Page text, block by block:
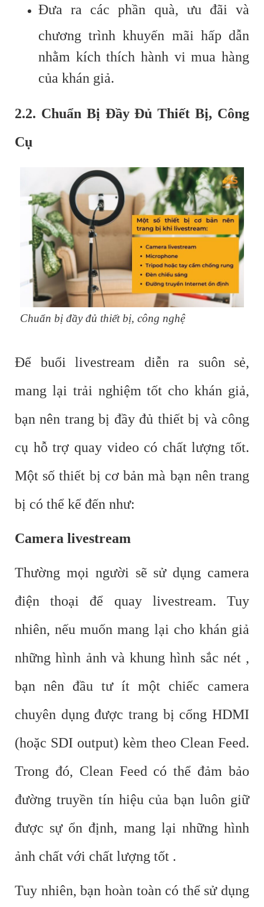
Đưa ra các phần quà, ưu đãi và
chương trình khuyến mãi hấp dẫn
nhằm kích thích hành vi mua hàng
của khán giả.
2.2. Chuẩn Bị Đầy Đủ Thiết Bị, Công
Cụ
Chuẩn bị đầy đủ thiết bị, công nghệ
Để buổi livestream diễn ra suôn sẻ,
mang lại trải nghiệm tốt cho khán giả,
bạn nên trang bị đầy đủ thiết bị và công
cụ hỗ trợ quay video có chất lượng tốt.
Một số thiết bị cơ bản mà bạn nên trang
bị có thể kể đến như:
Camera livestream
Thường mọi người sẽ sử dụng camera
điện thoại để quay livestream. Tuy
nhiên, nếu muốn mang lại cho khán giả
những hình ảnh và khung hình sắc nét ,
bạn nên đầu tư ít một chiếc camera
chuyên dụng được trang bị cổng HDMI
(hoặc SDI output) kèm theo Clean Feed.
Trong đó, Clean Feed có thể đảm bảo
đường truyền tín hiệu của bạn luôn giữ
được sự ổn định, mang lại những hình
ảnh chất với chất lượng tốt .
Tuy nhiên, bạn hoàn toàn có thể sử dụng